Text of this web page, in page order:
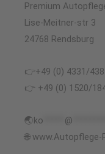
Premium
Lise-Meitner-str 3
24768 Rendsburg
👉+49 (0) 4331/
👉 +49 (0) 1520/
🌏ko @
🌐 www.Autopflege-